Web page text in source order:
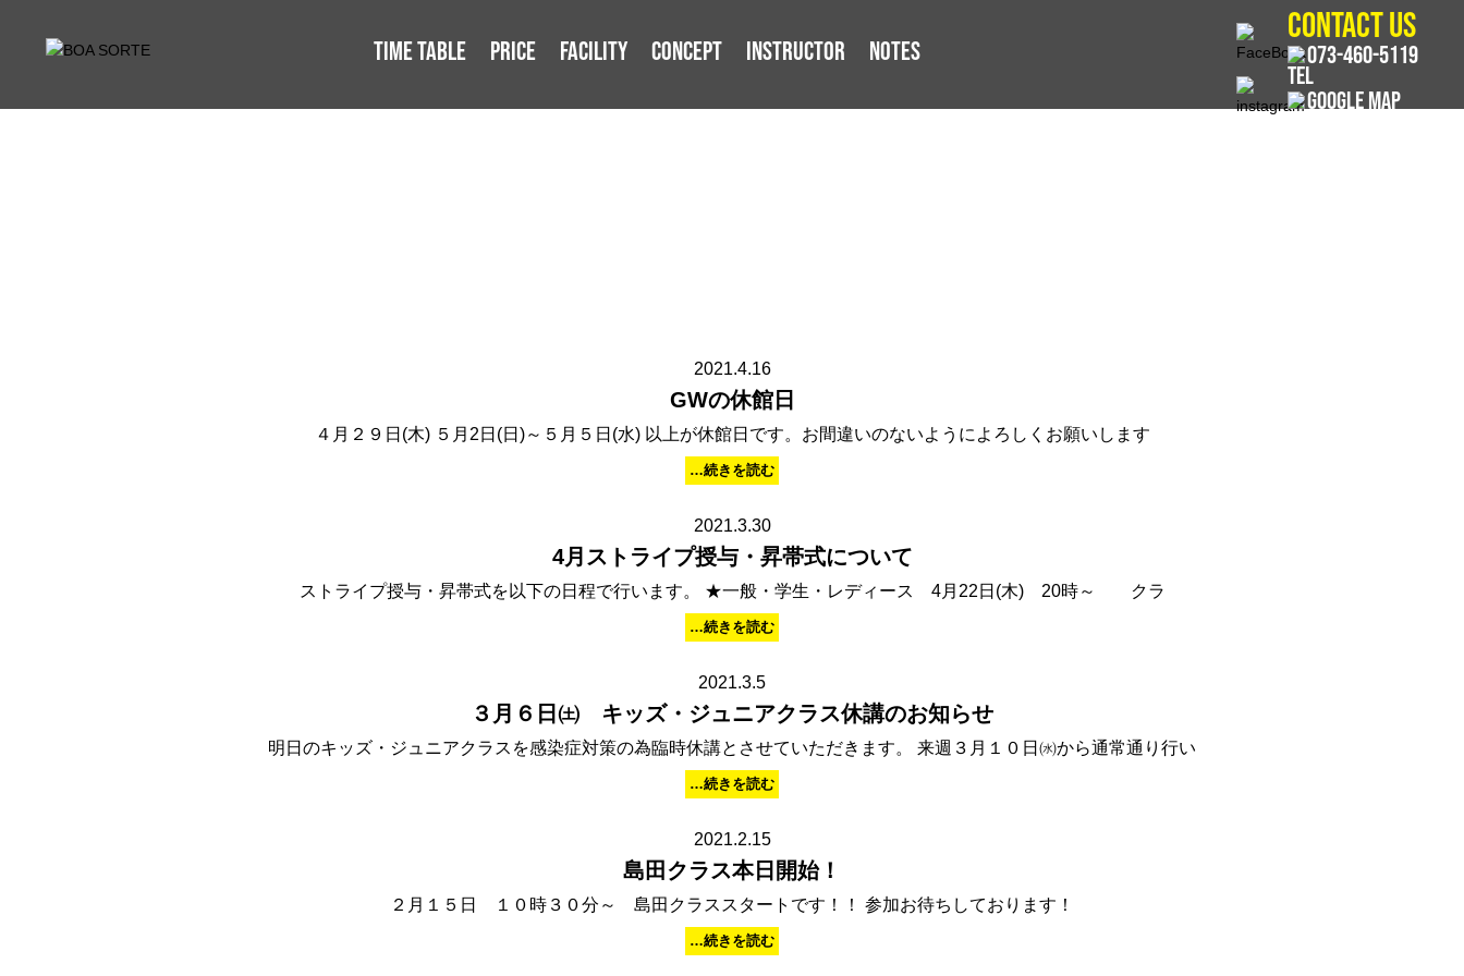
TIME TABLE PRICE FACILITY CONCEPT INSTRUCTOR NOTES
CONTACT US
073-460-5119
GOOGLE MAP
2021.4.16
GWの休館日
４月２９日(木) ５月2日(日)～５月５日(水) 以上が休館日です。お間違いのないようによろしくお願いします
…続きを読む
2021.3.30
4月ストライプ授与・昇帯式について
ストライプ授与・昇帯式を以下の日程で行います。 ★一般・学生・レディース 4月22日(木) 20時～ クラ
…続きを読む
2021.3.5
３月６日㈯ キッズ・ジュニアクラス休講のお知らせ
明日のキッズ・ジュニアクラスを感染症対策の為臨時休講とさせていただきます。 来週３月１０日㈬から通常通り行い
…続きを読む
2021.2.15
島田クラス本日開始！
２月１５日 １０時３０分～ 島田クラススタートです！！ 参加お待ちしております！
…続きを読む